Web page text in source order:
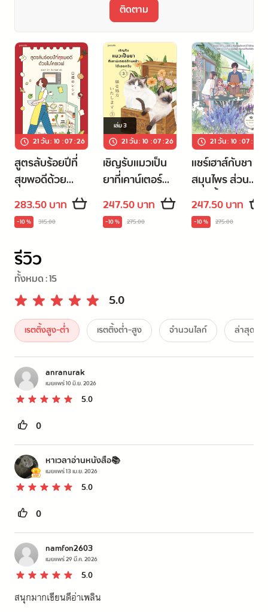
.
ขึ้น
ผู้คนหลากหลายต่างแวะมาหาที่ร้านสะดวกซื้อ
ซึ่งเป็นพื้นที่ที่มีเส้นกั้นบางๆ ระหว่างโซนปลอดภัยตัวเองกับพื้นที่
สาธารณะ
พวกเขาเหล่านั้นต่างก็ได้รับคำปลอบโยน ในวันอันแสนเหนื่อยล้า
.
ติดตาม
21 วัน:10:07:26
สูตรลับร้อยปีที่
สุขพอดีด้วย
ไมโครเวฟ
283.50 บาท
-10 % 315.00
เล่ม3
21 วัน:10:07:26
เชิญรับแมวเป็น
ยาที่เคาน์เตอร์
ด้านหน้าได้เลย
ครับ 3
247.50 บาท
-10 % 275.00
21 วัน:10:07:
แชร์เฮาส์กับชา
สมุนไพร ส่วน
ผสมฟื้นฟูใจใน
วันที่อ่อนล้า
247.50 บาท
-10 % 275.00
รีวิว
ทั้งหมด :15
5.0
เรตติ้งสูง-ต่ำ เรตติ้งต่ำ-สูง จำนวนไลก์ ล่าสุด
anranurak
เผยแพร่10 มิ.ย. 2026
5.0
0
หาเวลาอ่านหนังสือ📚
เผยแพร่13 เม.ย. 2026
5.0
0
namfon2603
เผยแพร่29 มี.ค. 2026
5.0
สนุกมากเขียนดีอ่าเพลิน